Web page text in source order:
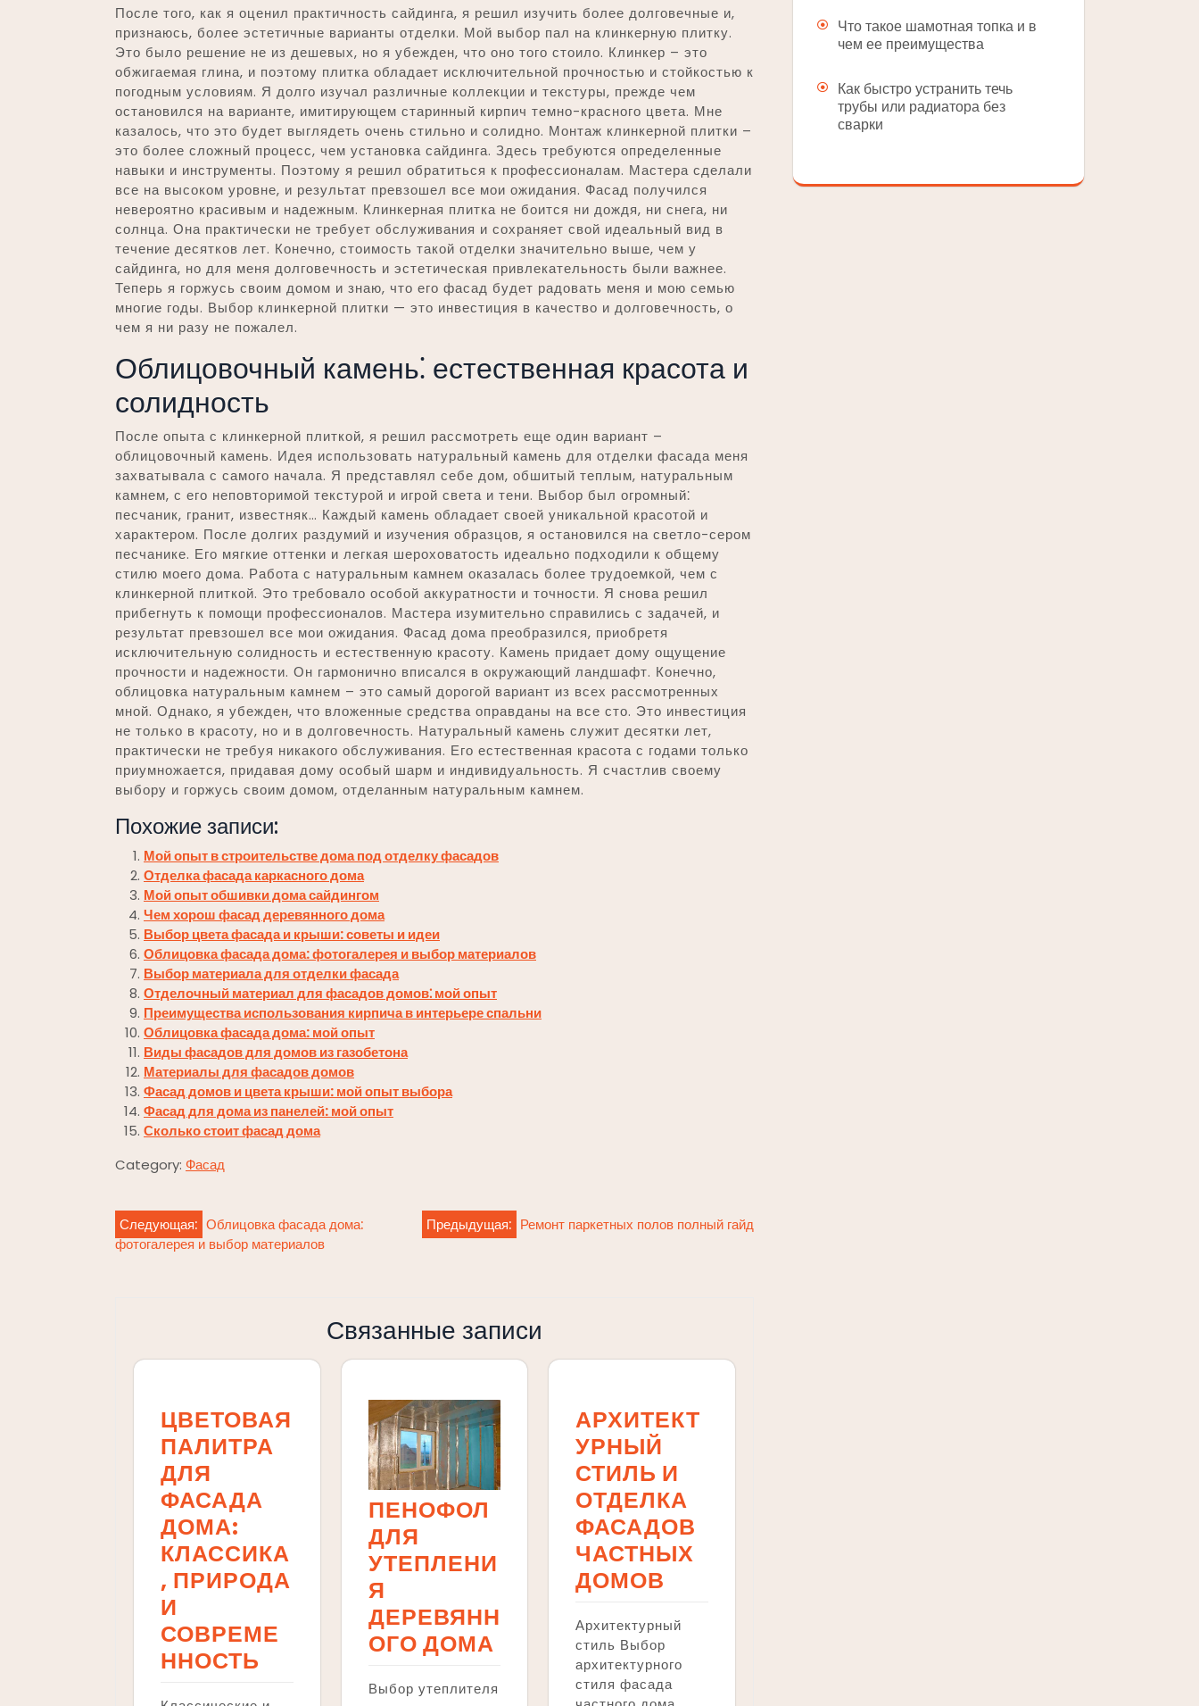
После того, как я оценил практичность сайдинга, я решил изучить более долговечные и,
признаюсь, более эстетичные варианты отделки. Мой выбор пал на клинкерную плитку.
Это было решение не из дешевых, но я убежден, что оно того стоило. Клинкер – это
обжигаемая глина, и поэтому плитка обладает исключительной прочностью и стойкостью к
погодным условиям. Я долго изучал различные коллекции и текстуры, прежде чем
остановился на варианте, имитирующем старинный кирпич темно-красного цвета. Мне
казалось, что это будет выглядеть очень стильно и солидно. Монтаж клинкерной плитки –
это более сложный процесс, чем установка сайдинга. Здесь требуются определенные
навыки и инструменты. Поэтому я решил обратиться к профессионалам. Мастера сделали
все на высоком уровне, и результат превзошел все мои ожидания. Фасад получился
невероятно красивым и надежным. Клинкерная плитка не боится ни дождя, ни снега, ни
солнца. Она практически не требует обслуживания и сохраняет свой идеальный вид в
течение десятков лет. Конечно, стоимость такой отделки значительно выше, чем у
сайдинга, но для меня долговечность и эстетическая привлекательность были важнее.
Теперь я горжусь своим домом и знаю, что его фасад будет радовать меня и мою семью
многие годы. Выбор клинкерной плитки — это инвестиция в качество и долговечность, о
чем я ни разу не пожалел.
Облицовочный камень⁚ естественная красота и
солидность
После опыта с клинкерной плиткой, я решил рассмотреть еще один вариант –
облицовочный камень. Идея использовать натуральный камень для отделки фасада меня
захватывала с самого начала. Я представлял себе дом, обшитый теплым, натуральным
камнем, с его неповторимой текстурой и игрой света и тени. Выбор был огромный⁚
песчаник, гранит, известняк… Каждый камень обладает своей уникальной красотой и
характером. После долгих раздумий и изучения образцов, я остановился на светло-сером
песчанике. Его мягкие оттенки и легкая шероховатость идеально подходили к общему
стилю моего дома. Работа с натуральным камнем оказалась более трудоемкой, чем с
клинкерной плиткой. Это требовало особой аккуратности и точности. Я снова решил
прибегнуть к помощи профессионалов. Мастера изумительно справились с задачей, и
результат превзошел все мои ожидания. Фасад дома преобразился, приобретя
исключительную солидность и естественную красоту. Камень придает дому ощущение
прочности и надежности. Он гармонично вписался в окружающий ландшафт. Конечно,
облицовка натуральным камнем – это самый дорогой вариант из всех рассмотренных
мной. Однако, я убежден, что вложенные средства оправданы на все сто. Это инвестиция
не только в красоту, но и в долговечность. Натуральный камень служит десятки лет,
практически не требуя никакого обслуживания. Его естественная красота с годами только
приумножается, придавая дому особый шарм и индивидуальность. Я счастлив своему
выбору и горжусь своим домом, отделанным натуральным камнем.
Похожие записи:
Мой опыт в строительстве дома под отделку фасадов
Отделка фасада каркасного дома
Мой опыт обшивки дома сайдингом
Чем хорош фасад деревянного дома
Выбор цвета фасада и крыши: советы и идеи
Облицовка фасада дома: фотогалерея и выбор материалов
Выбор материала для отделки фасада
Отделочный материал для фасадов домов⁚ мой опыт
Преимущества использования кирпича в интерьере спальни
Облицовка фасада дома: мой опыт
Виды фасадов для домов из газобетона
Материалы для фасадов домов
Фасад домов и цвета крыши: мой опыт выбора
Фасад для дома из панелей: мой опыт
Сколько стоит фасад дома
Category: Фасад
Навигация
по
Предыдущая: Ремонт паркетных полов полный гайд
Следующая: Облицовка фасада дома:
фотогалерея и выбор материалов
Связанные записи
ЦВЕТОВАЯ
ПАЛИТРА
ДЛЯ
ФАСАДА
ДОМА:
КЛАССИКА
, ПРИРОДА
И
СОВРЕМЕ
ННОСТЬ
ПЕНОФОЛ
ДЛЯ
УТЕПЛЕНИ
Я
ДЕРЕВЯНН
ОГО ДОМА
Выбор утеплителя
АРХИТЕКТ
УРНЫЙ
СТИЛЬ И
ОТДЕЛКА
ФАСАДОВ
ЧАСТНЫХ
ДОМОВ
Архитектурный
стиль Выбор
архитектурного
стиля фасада
Что такое шамотная топка и в
чем ее преимущества
Как быстро устранить течь
трубы или радиатора без
сварки